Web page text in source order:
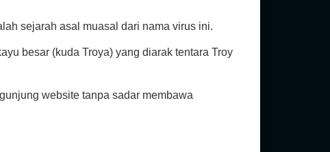
sejarah asal muasal dari nama virus ini.
besar (kuda Troya) yang diarak tentara Troy
website tanpa sadar membawa